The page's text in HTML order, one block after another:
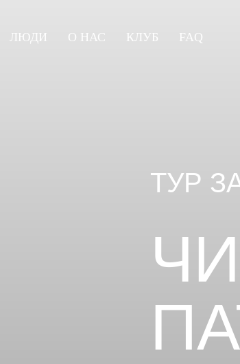
ЛЮДИ О НАС КЛУБ FAQ
ТУР